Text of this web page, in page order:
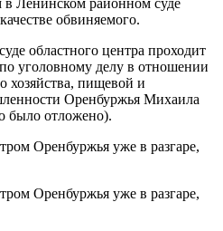
обвиняемого.
областного центра проходит
уголовному делу в отношении
хозяйства, пищевой и
Оренбуржья Михаила
было отложено).